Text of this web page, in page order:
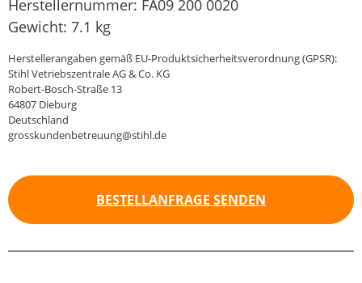
Herstellernummer: FA09 200 0020
Gewicht: 7.1 kg
Herstellerangaben gemäß EU-Produktsicherheitsverordnung (GPSR):
Stihl Vetriebszentrale AG & Co. KG
Robert-Bosch-Straße 13
64807 Dieburg
Deutschland
grosskundenbetreuung@stihl.de
BESTELLANFRAGE SENDEN